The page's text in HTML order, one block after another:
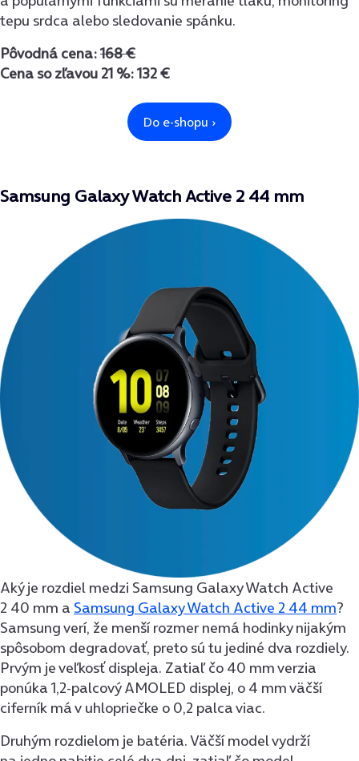
tepu srdca alebo sledovanie spánku.
Pôvodná cena:168 €
Cena so zľavou 21 %: 132 €
Samsung Galaxy Watch Active 2 44 mm
Aký je rozdiel medzi Samsung Galaxy Watch Active
2 40 mm a Samsung Galaxy Watch Active 2 44 mm?
Samsung verí, že menší rozmer nemá hodinky nijakým
spôsobom degradovať, preto sú tu jediné dva rozdiely.
Prvým je veľkosť displeja. Zatiaľ čo 40 mm verzia
ponúka 1,2-palcový AMOLED displej, o 4 mm väčší
ciferník má v uhlopriečke o 0,2 palca viac.
Druhým rozdielom je batéria. Väčší model vydrží